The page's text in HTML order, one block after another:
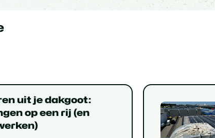
uit je dakgoot:
op een rij (en